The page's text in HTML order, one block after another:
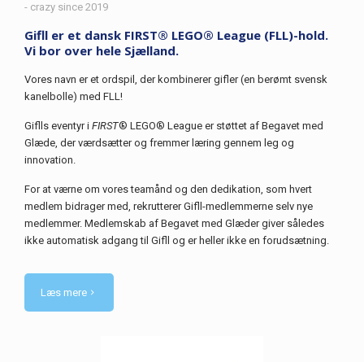
- crazy since 2019
Gifll er et dansk FIRST® LEGO® League (FLL)-hold.
Vi bor over hele Sjælland.
Vores navn er et ordspil, der kombinerer gifler (en berømt svensk
kanelbolle) med FLL!
Giflls eventyr i FIRST® LEGO® League er støttet af Begavet med
Glæde, der værdsætter og fremmer læring gennem leg og
innovation.
For at værne om vores teamånd og den dedikation, som hvert
medlem bidrager med, rekrutterer Gifll-medlemmerne selv nye
medlemmer. Medlemskab af Begavet med Glæder giver således
ikke automatisk adgang til Gifll og er heller ikke en forudsætning.
Læs mere